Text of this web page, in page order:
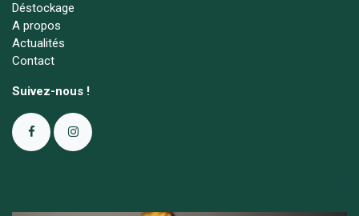
Déstockage
A propos
Actualités
Contact
Suivez-nous !